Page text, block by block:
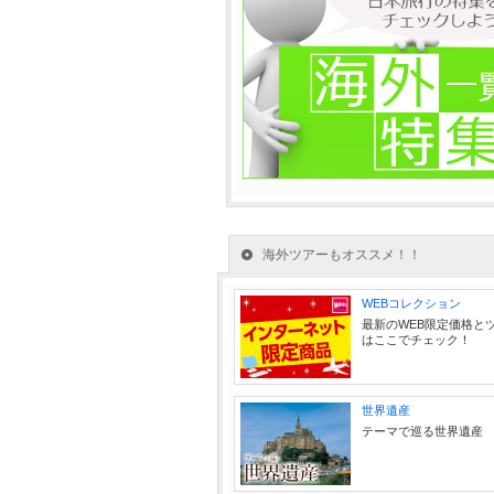
海外ツアーもオススメ！！
WEBコレクション
最新のWEB限定価格と
はここでチェック！
世界遺産
テーマで巡る世界遺産